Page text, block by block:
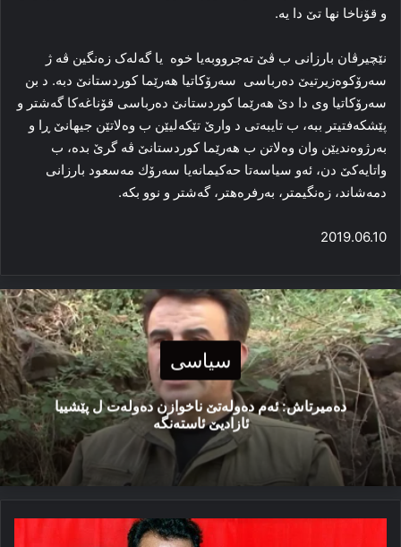
و قۆناخا نها تێ دا یه‌.
نێچیرڤان بارزانی ب ڤێ ته‌جرووبه‌یا خوه‌ یا گه‌له‌ک زه‌نگین ڤه‌ ژ
سه‌رۆکوه‌زیرتیێ دەرباسی سه‌رۆکاتیا هه‌رێما کوردستانێ دبە. د بن
سه‌رۆکاتیا وی دا دێ هه‌رێما کوردستانێ ده‌رباسی قۆناغه‌کا گه‌شتر و
پێشکه‌فتیتر ببه‌، ب تایبه‌تی د وارێ تێکه‌لیێن ب وه‌لاتێن جیهانێ ڕا و
به‌رژوه‌ندیێن وان وه‌لاتن ب هه‌رێما کوردستانێ ڤه‌ گرێ بدە، ب
واتایەكێ دن، ئەو سیاسەتا حەكیمانەیا سەرۆك مەسعود بارزانی
دمەشاند، زەنگیمتر، بەرفرەھتر، گەشتر و نوو بكە.
2019.06.10
سیاسی
دەمیرتاش: ئەم دەولەتێ ناخوازن دەولەت ل پێشییا
ئازادیێ ئاستەنگە
ئۆجەلان: